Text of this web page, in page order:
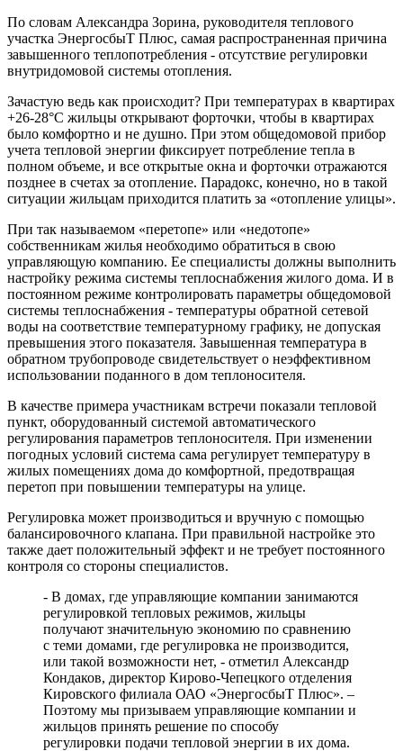
По словам Александра Зорина, руководителя теплового
участка ЭнергосбыТ Плюс, самая распространенная причина
завышенного теплопотребления - отсутствие регулировки
внутридомовой системы отопления.
Зачастую ведь как происходит? При температурах в квартирах
+26-28°С жильцы открывают форточки, чтобы в квартирах
было комфортно и не душно. При этом общедомовой прибор
учета тепловой энергии фиксирует потребление тепла в
полном объеме, и все открытые окна и форточки отражаются
позднее в счетах за отопление. Парадокс, конечно, но в такой
ситуации жильцам приходится платить за «отопление улицы».
При так называемом «перетопе» или «недотопе»
собственникам жилья необходимо обратиться в свою
управляющую компанию. Ее специалисты должны выполнить
настройку режима системы теплоснабжения жилого дома. И в
постоянном режиме контролировать параметры общедомовой
системы теплоснабжения - температуры обратной сетевой
воды на соответствие температурному графику, не допуская
превышения этого показателя. Завышенная температура в
обратном трубопроводе свидетельствует о неэффективном
использовании поданного в дом теплоносителя.
В качестве примера участникам встречи показали тепловой
пункт, оборудованный системой автоматического
регулирования параметров теплоносителя. При изменении
погодных условий система сама регулирует температуру в
жилых помещениях дома до комфортной, предотвращая
перетоп при повышении температуры на улице.
Регулировка может производиться и вручную с помощью
балансировочного клапана. При правильной настройке это
также дает положительный эффект и не требует постоянного
контроля со стороны специалистов.
- В домах, где управляющие компании занимаются
регулировкой тепловых режимов, жильцы
получают значительную экономию по сравнению
с теми домами, где регулировка не производится,
или такой возможности нет, - отметил Александр
Кондаков, директор Кирово-Чепецкого отделения
Кировского филиала ОАО «ЭнергосбыТ Плюс». –
Поэтому мы призываем управляющие компании и
жильцов принять решение по способу
регулировки подачи тепловой энергии в их дома.